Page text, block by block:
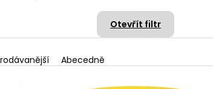
Otevřít filtr
Abecedně